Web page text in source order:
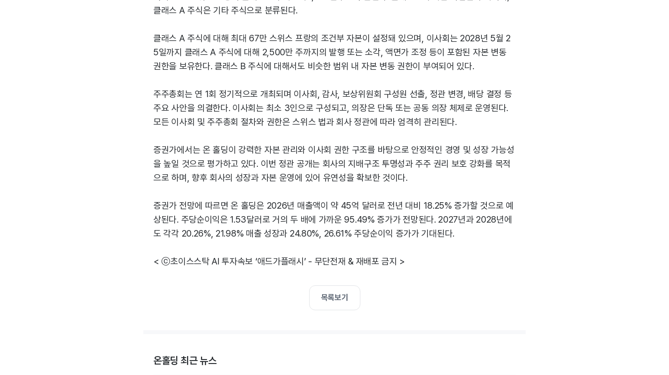
클래스 A 주식은 기타 주식으로 분류된다.
클래스 A 주식에 대해 최대 67만 스위스 프랑의 조건부 자본이 설정돼 있으며, 이사회는 2028년 5월 2
5일까지 클래스 A 주식에 대해 2,500만 주까지의 발행 또는 소각, 액면가 조정 등이 포함된 자본 변동
권한을 보유한다. 클래스 B 주식에 대해서도 비슷한 범위 내 자본 변동 권한이 부여되어 있다.
주주총회는 연 1회 정기적으로 개최되며 이사회, 감사, 보상위원회 구성원 선출, 정관 변경, 배당 결정 등
주요 사안을 의결한다. 이사회는 최소 3인으로 구성되고, 의장은 단독 또는 공동 의장 체제로 운영된다.
모든 이사회 및 주주총회 절차와 권한은 스위스 법과 회사 정관에 따라 엄격히 관리된다.
증권가에서는 온 홀딩이 강력한 자본 관리와 이사회 권한 구조를 바탕으로 안정적인 경영 및 성장 가능성
을 높일 것으로 평가하고 있다. 이번 정관 공개는 회사의 지배구조 투명성과 주주 권리 보호 강화를 목적
으로 하며, 향후 회사의 성장과 자본 운영에 있어 유연성을 확보한 것이다.
증권가 전망에 따르면 온 홀딩은 2026년 매출액이 약 45억 달러로 전년 대비 18.25% 증가할 것으로 예
상된다. 주당순이익은 1.53달러로 거의 두 배에 가까운 95.49% 증가가 전망된다. 2027년과 2028년에
도 각각 20.26%, 21.98% 매출 성장과 24.80%, 26.61% 주당순이익 증가가 기대된다.
< ⓒ초이스스탁 AI 투자속보 ‘애드가플래시’ - 무단전재 & 재배포 금지 >
목록보기
온홀딩 최근 뉴스